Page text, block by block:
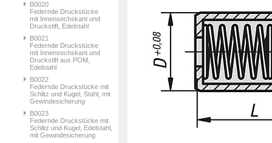
B0020
Federnde Druckstücke
mit Innensechskant und
Druckstift, Edelstahl
B0021
Federnde Druckstücke
mit Innensechskant und
Druckstift aus POM,
Edelstahl
B0022
Federnde Druckstücke mit
Schlitz und Kugel, Stahl, mit
Gewindesicherung
B0023
Federnde Druckstücke mit
Schlitz und Kugel, Edelstahl,
mit Gewindesicherung